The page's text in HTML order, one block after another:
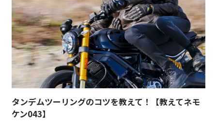
タンデムツーリングのコツを教えて！【教えてネモ
ケン043】